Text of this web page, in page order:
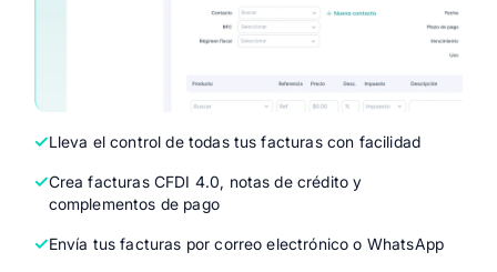
Lleva el control de todas tus facturas con facilidad
Crea facturas CFDI 4.0, notas de crédito y
complementos de pago
Envía tus facturas por correo electrónico o WhatsApp